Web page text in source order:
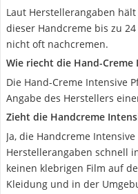
Laut Herstellerangaben
dieser Handcreme bis zu
nicht oft nachcremen.
Wie riecht die Hand-Creme
Die Hand-Creme Intensive
Angabe des Herstellers
Zieht die Handcreme
Ja, die Handcreme
Herstellerangaben schnell
keinen klebrigen Film auf
Kleidung und in der